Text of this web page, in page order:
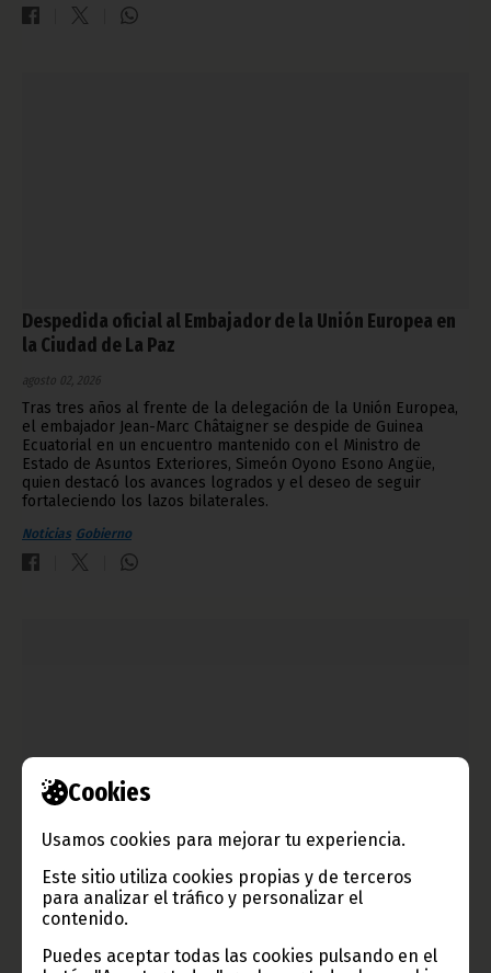
Cookies
Usamos cookies para mejorar tu experiencia.
Este sitio utiliza cookies propias y de terceros
para analizar el tráfico y personalizar el
contenido.
Puedes aceptar todas las cookies pulsando en el
Despedida oficial al Embajador de la Unión Europea en
la Ciudad de La Paz
agosto 02, 2026
Tras tres años al frente de la delegación de la Unión Europea,
el embajador Jean-Marc Châtaigner se despide de Guinea
Ecuatorial en un encuentro mantenido con el Ministro de
Estado de Asuntos Exteriores, Simeón Oyono Esono Angüe,
quien destacó los avances logrados y el deseo de seguir
fortaleciendo los lazos bilaterales.
Noticias Gobierno
Mensaje presidencial con ocasión del 47 aniversario
del Golpe de Libertad
agosto 02, 2026
Reproducimos el contenido íntegro del mensaje presidencial